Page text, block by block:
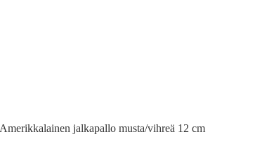
Amerikkalainen jalkapallo musta/vihreä 12 cm